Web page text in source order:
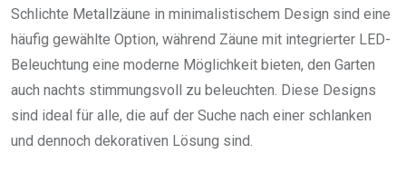
Schlichte Metallzäune in minimalistischem Design sind eine
häufig gewählte Option, während Zäune mit integrierter LED-
Beleuchtung eine moderne Möglichkeit bieten, den Garten
auch nachts stimmungsvoll zu beleuchten. Diese Designs
sind ideal für alle, die auf der Suche nach einer schlanken
und dennoch dekorativen Lösung sind.